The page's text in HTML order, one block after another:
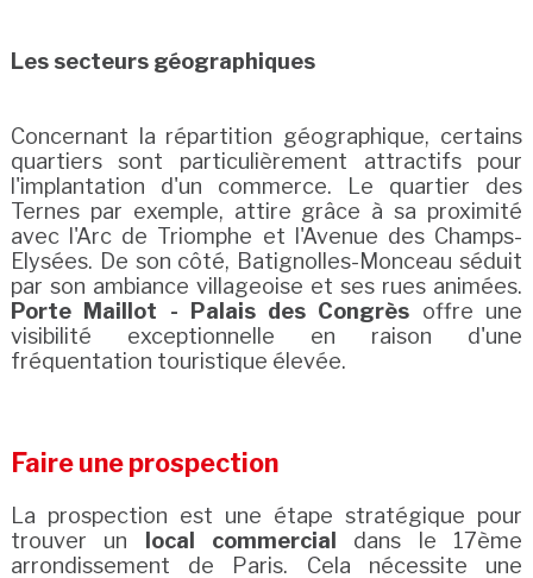
Les secteurs géographiques
Concernant la répartition géographique, certains
quartiers sont particulièrement attractifs pour
l'implantation d'un commerce. Le quartier des
Ternes par exemple, attire grâce à sa proximité
avec l'Arc de Triomphe et l'Avenue des Champs-
Elysées. De son côté, Batignolles-Monceau séduit
par son ambiance villageoise et ses rues animées.
Porte Maillot - Palais des Congrès offre une
visibilité exceptionnelle en raison d'une
fréquentation touristique élevée.
Faire une prospection
La prospection est une étape stratégique pour
trouver un
local commercial
dans le 17ème
arrondissement de Paris. Cela nécessite une